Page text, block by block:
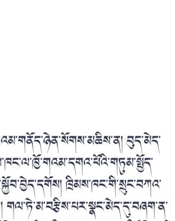
བུད་མེད་
ཁྲིམས་ཁང་གི་སྲུང་བཀའ་